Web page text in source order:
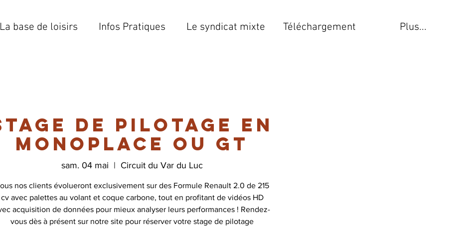
La base de loisirs Infos Pratiques Le syndicat mixte Téléchargement Plus...
de pilotage en
monoplace ou GT
sam. 04 mai
  |
Circuit du Var du Luc
nos clients évolueront exclusivement sur des Formule Renault 2.0 de 215
cv avec palettes au volant et coque carbone, tout en profitant de vidéos HD
acquisition de données pour mieux analyser leurs performances ! Rendez-
vous dès à présent sur notre site pour réserver votre stage de pilotage